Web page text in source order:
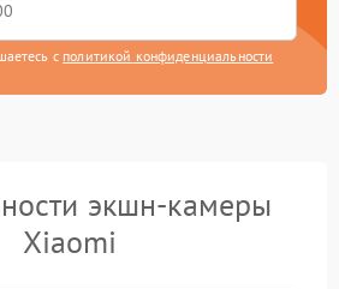
с политикой конфиденциальности
экшн-камеры
Xiaomi